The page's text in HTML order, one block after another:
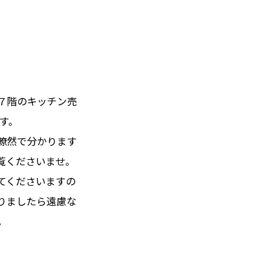
階のキッチン売
然で分かります
ださいませ。
くださいますの
ましたら遠慮な